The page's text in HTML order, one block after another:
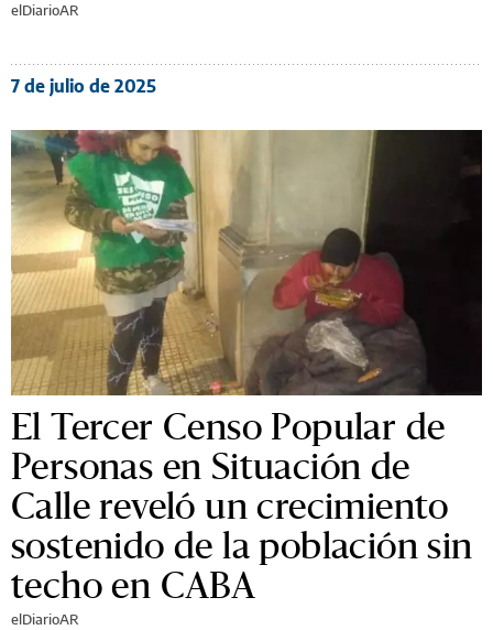
elDiarioAR
7 de julio de 2025
El Tercer Censo Popular de
Personas en Situación de
Calle reveló un crecimiento
sostenido de la población sin
techo en CABA
elDiarioAR